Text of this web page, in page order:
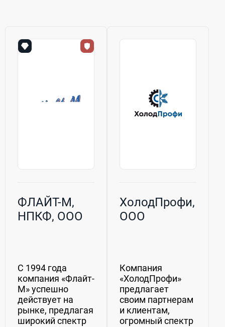
ФЛАЙТ-М,
НПКФ, ООО
С 1994 года
компания «Флайт-
М» успешно
действует на
рынке, предлагая
широкий спектр
ХолодПрофи,
ООО
Компания
«ХолодПрофи»
предлагает
своим партнерам
и клиентам,
огромный спектр